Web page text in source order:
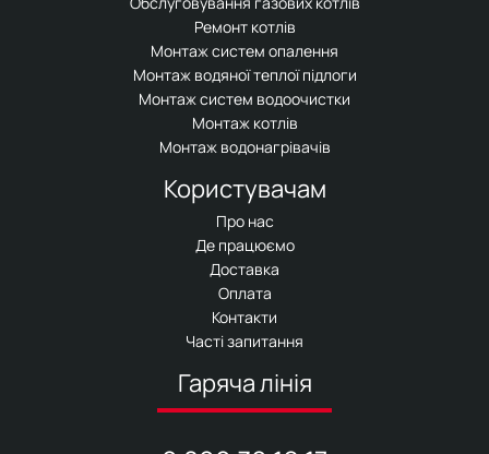
Ремонт котлів
Монтаж систем опалення
Монтаж водяної теплої підлоги
Монтаж систем водоочистки
Монтаж котлів
Монтаж водонагрівачів
Користувачам
Про нас
Де працюємо
Доставка
Оплата
Контакти
Часті запитання
Гаряча лінія